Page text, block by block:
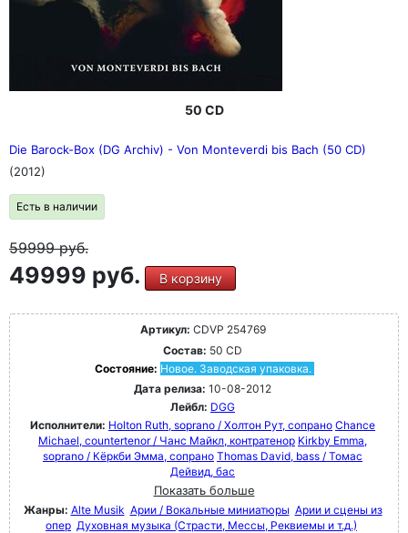
50 CD
Die Barock-Box (DG Archiv) - Von Monteverdi bis Bach (50 CD)
(2012)
Есть в наличии
59999руб.
49999 руб. В корзину
Артикул: CDVP 254769
Состав: 50 CD
Состояние: Новое. Заводская упаковка.
Дата релиза: 10-08-2012
Лейбл: DGG
Исполнители: Holton Ruth, soprano / Холтон Рут, сопрано Chance
Michael, countertenor / Чанс Майкл, контратенор Kirkby Emma,
soprano / Кёркби Эмма, сопрано Thomas David, bass / Томас
Дейвид, бас
Показать больше
Жанры: Alte Musik Арии / Вокальные миниатюры Арии и сцены из
опер Духовная музыка (Страсти, Мессы, Реквиемы и т.д.)